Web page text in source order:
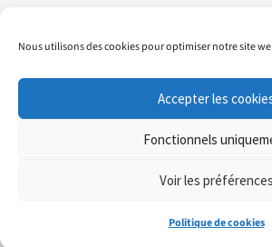
Nous utilisons des cookies pour optimiser notre site
Accepter les
Fonctionnels
Voir les préférences
Politique de cookies